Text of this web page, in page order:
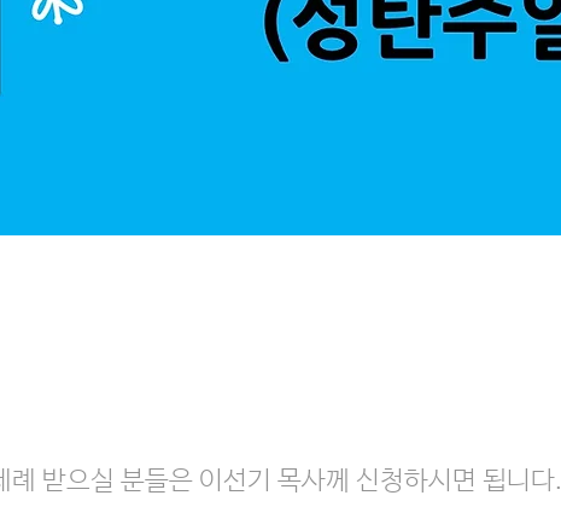
받으실 분들은 이선기 목사께 신청하시면 됩니다.